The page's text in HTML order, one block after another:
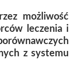
możliwość
leczenia i
z systemu